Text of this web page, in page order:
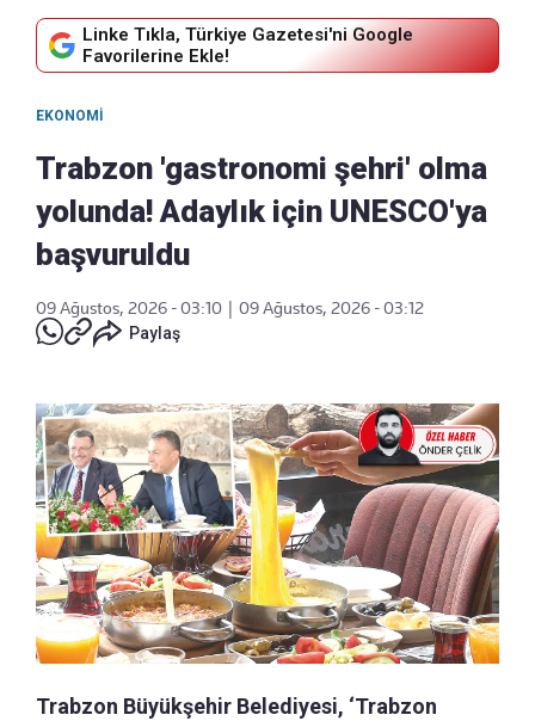
Linke Tıkla, Türkiye Gazetesi'ni Google
Favorilerine Ekle!
EKONOMI
Trabzon 'gastronomi şehri' olma
yolunda! Adaylık için UNESCO'ya
başvuruldu
09 Ağustos, 2026 - 03:10
09 Ağustos, 2026 - 03:12
Paylaş
Trabzon Büyükşehir Belediyesi, ‘Trabzon